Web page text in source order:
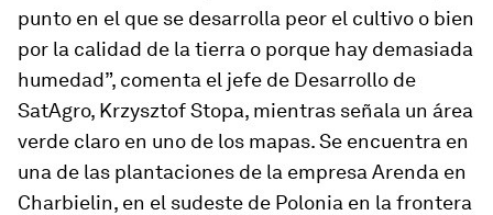
punto en el que se desarrolla peor el cultivo o bien
por la calidad de la tierra o porque hay demasiada
humedad”, comenta el jefe de Desarrollo de
SatAgro, Krzysztof Stopa, mientras señala un área
verde claro en uno de los mapas. Se encuentra en
una de las plantaciones de la empresa Arenda en
Charbielin, en el sudeste de Polonia en la frontera